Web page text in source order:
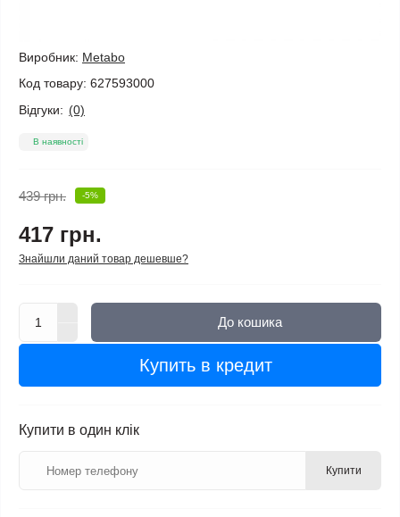
Виробник: Metabo
Код товару: 627593000
Відгуки: (0)
В наявності
439 грн. -5%
417 грн.
Знайшли даний товар дешевше?
До кошика
Купить в кредит
Купити в один клік
Купити